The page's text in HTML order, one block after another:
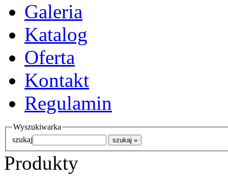
Galeria
Katalog
Oferta
Kontakt
Regulamin
Wyszukiwarka
szukaj
Produkty